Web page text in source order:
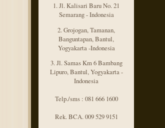
1. Jl. Kalisari Baru No. 21
Semarang - Indonesia
2. Grojogan, Tamanan,
Banguntapan, Bantul,
Yogyakarta -Indonesia
3. Jl. Samas Km 6 Bambang
Lipuro, Bantul, Yogyakarta -
Indonesia
Telp./sms : 081 666 1600
Rek. BCA. 009 529 9151